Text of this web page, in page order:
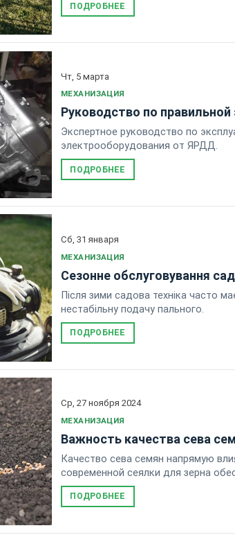
ПОДРОБНЕЕ
Чт, 5 марта
МЕХАНИЗАЦИЯ
Руководство по
Экспертное руководство по
электрооборудования от ЯРДД.
ПОДРОБНЕЕ
Сб, 31 января
МЕХАНИЗАЦИЯ
Сезонне обслуговування
Після зими садова техніка часто
нестабільну подачу пального.
ПОДРОБНЕЕ
Ср, 27 ноября 2024
МЕХАНИЗАЦИЯ
Важность качества сева
Качество сева семян напрямую
современной сеялки для зерна
материала.
ПОДРОБНЕЕ